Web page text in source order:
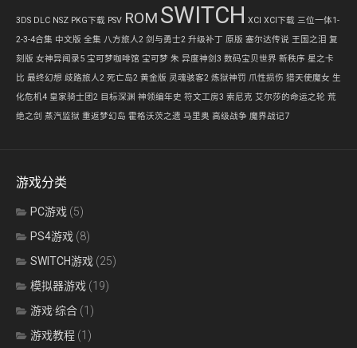
3DS DLC NSZ PKG下载 PSV ROM SWITCH XCI XCI下载 三位一体1-
2-3-4合集 中文版 全集 八方旅人2 剑与勇士2 升级补丁 原版 塞尔达传说 王国之泪 复
刻版 女神异闻录5 宝可梦咖啡馆 宝可梦 朱 异度神剑3 数码宝贝世界 新秩序 星之卡
比 最终幻想 歧路旅人2 死亡岛2 黄金版 灵魂骇客2 炼狱神罚 爪性损伤 猎天使魔女 生
化危机4 皇家骑士团2 目标深渊 神领编年史 符文工房3 索尼克 艾尔莎的命运之轮 荒
绝之剑 蒸汽监狱 重返梦幻岛 霍格沃茨之遗 马里奥 高级战争 魔界战记7
游戏分类
PC游戏 (5)
PS4游戏 (8)
SWITCH游戏 (25)
模拟器游戏 (19)
游戏·综合 (1)
游戏教程 (1)